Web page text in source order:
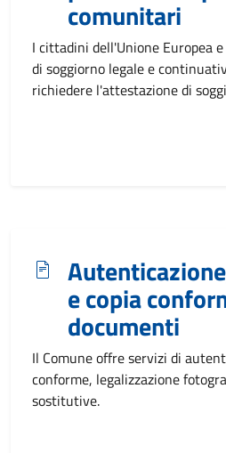
comunitari
I cittadini dell'Unione Europea
di soggiorno legale e
richiedere l'attestazione di
e copia
documenti
Il Comune offre servizi di
conforme, legalizzazione
sostitutive.